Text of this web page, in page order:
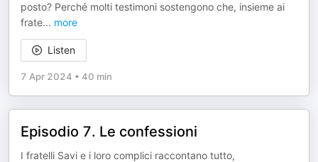
posto? Perché molti testimoni sostengono che, insieme ai
frate... more
Listen
7 Apr 2024 • 40 min
Episodio 7. Le confessioni
I fratelli Savi e i loro complici raccontano tutto,